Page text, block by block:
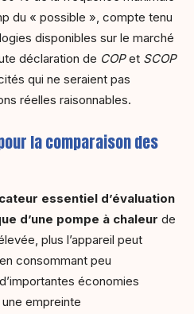
du « possible », compte tenu
disponibles sur le marché
déclaration de COPet SCOP
qui ne seraient pas
réelles raisonnables.
la comparaison des
essentiel d’évaluation
d’une pompe à chaleur de
plus l’appareil peut
consommant peu
économies
empreinte